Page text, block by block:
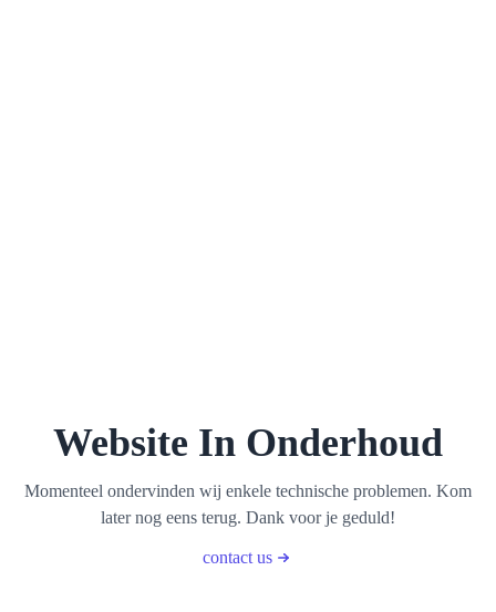
Website In Onderhoud
Momenteel ondervinden wij enkele technische problemen. Kom
later nog eens terug. Dank voor je geduld!
contact us